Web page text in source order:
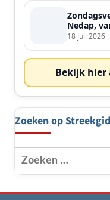
Nedap,
18 juli 2026
Bekijk hier
Zoeken op
Zoeken
naar: